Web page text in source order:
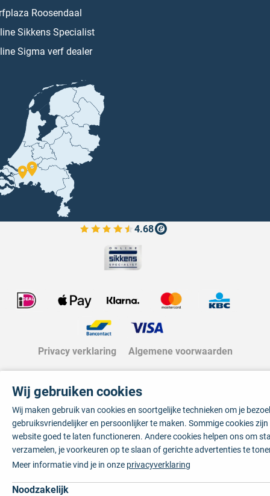
Roosendaal
Sikkens Specialist
Sigma verf dealer
4.68
Bekijk de verfplaza beoordelingen
Privacy verklaring Algemene voorwaarden
Wij gebruiken cookies
Wij maken gebruik van cookies en soortgelijke technieken om je
gebruiksvriendelijker en persoonlijker te maken. Sommige cookies
website goed te laten functioneren. Andere cookies helpen ons om
verzamelen, je voorkeuren op te slaan of gerichte advertenties te
Meer informatie vind je in onze privacyverklaring
Noodzakelijk